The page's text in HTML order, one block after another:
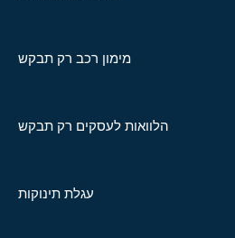
מימון רכב רק תבקש
הלוואות לעסקים רק תבקש
עגלת תינוקות